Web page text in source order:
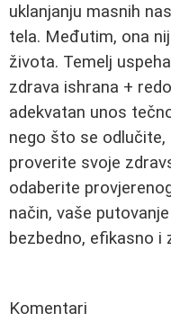
uklanjanju masnih
tela. Međutim, ona
života. Temelj
zdrava ishrana +
adekvatan unos
nego što se
proverite svoje
odaberite
način, vaše
bezbedno, efikasno i
Komentari